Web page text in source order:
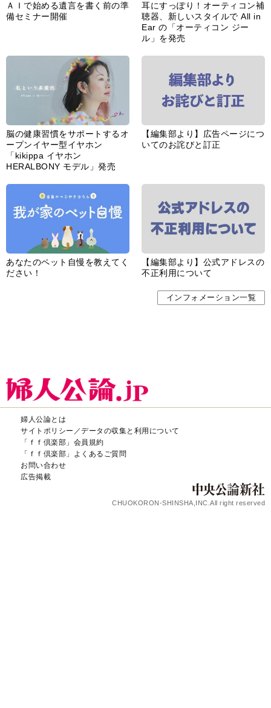
ＡＩで始める遺言を書く前の準
備セミナー開催
耳にすっぽり！オーティコン補
聴器、新しいスタイルで All in
Ear の「オーティコン ジー
ル」を発売
脳の健康習慣をサポートするオ
ープンイヤー型イヤホン
「kikippa イヤホン
HERALBONY モデル」発売
【編集部より】広告ページにつ
いてのお詫びと訂正
あなたのペット自慢を教えてく
ださい！
【編集部より】公式アドレスの
不正利用について
インフォメーション一覧
婦人公論とは
サイトポリシー／データの収集と利用について
「ｆｆ倶楽部」会員規約
「ｆｆ倶楽部」よくあるご質問
お問い合わせ
広告掲載
CHUOKORON-SHINSHA,INC.All right reserved